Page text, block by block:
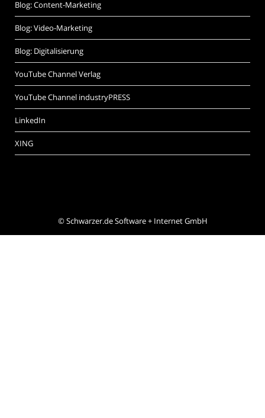
Blog: Content-Marketing
Blog: Video-Marketing
Blog: Digitalisierung
YouTube Channel Verlag
YouTube Channel industryPRESS
LinkedIn
XING
©Schwarzer.de Software + Internet GmbH